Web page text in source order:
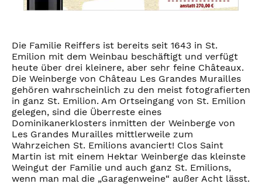
Die Familie Reiffers ist bereits seit 1643 in St.
Emilion mit dem Weinbau beschäftigt und verfügt
heute über drei kleinere, aber sehr feine Châteaux.
Die Weinberge von Château Les Grandes Murailles
gehören wahrscheinlich zu den meist fotografierten
in ganz St. Emilion. Am Ortseingang von St. Emilion
gelegen, sind die Überreste eines
Dominikanerklosters inmitten der Weinberge von
Les Grandes Murailles mittlerweile zum
Wahrzeichen St. Emilions avanciert! Clos Saint
Martin ist mit einem Hektar Weinberge das kleinste
Weingut der Familie und auch ganz St. Emilions,
wenn man mal die „Garagenweine“ außer Acht lässt.